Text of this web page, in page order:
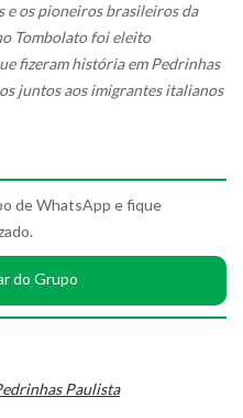
e os pioneiros brasileiros da
Tombolato foi eleito
fizeram história em Pedrinhas
juntos aos imigrantes italianos
de WhatsApp e fique
do Grupo
Paulista